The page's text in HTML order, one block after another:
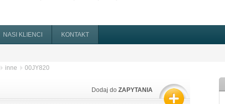
NASI KLIENCI KONTAKT
inne 00JY820
Dodaj do ZAPYTANIA